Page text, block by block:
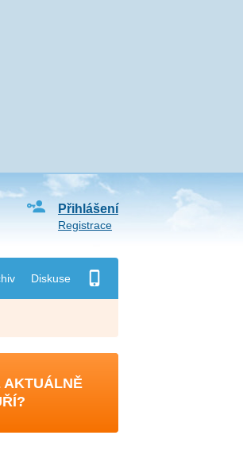
Diskuse
Přihlášení
Registrace
AKTUÁLNĚ